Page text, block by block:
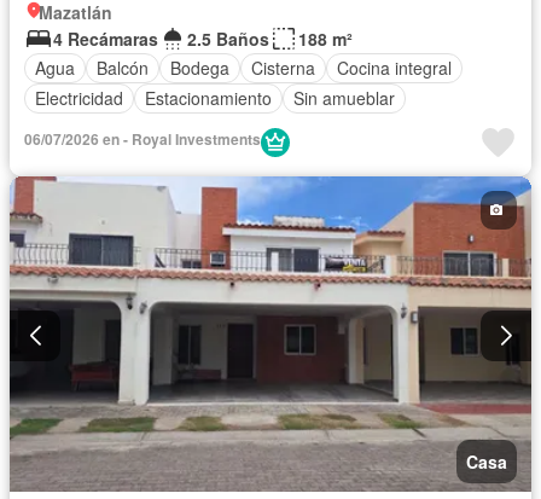
Mazatlán
4 Recámaras
2.5 Baños
188 m²
Agua
Balcón Bodega Cisterna
Cocina integral
Electricidad
Estacionamiento Sin amueblar
06/07/2026 en - Royal Investments
Casa